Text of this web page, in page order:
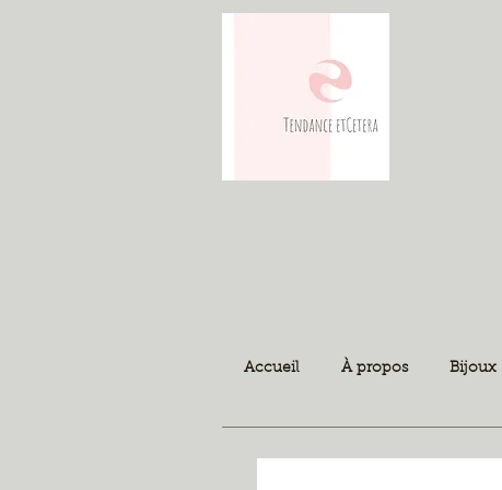
Accueil À propos Bijoux